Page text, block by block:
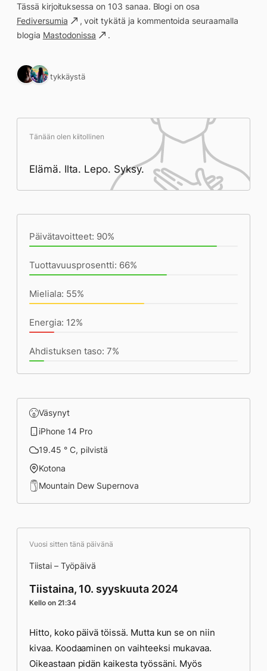
Tässä kirjoituksessa on 103 sanaa. Blogi on osa
Fediversumia
, voit tykätä ja kommentoida seuraamalla
blogia Mastodonissa .
2 tykkäystä
Tänään olen kiitollinen
Elämä. Ilta. Lepo. Syksy.
Päivätavoitteet: 90%
Tuottavuusprosentti: 66%
Mieliala: 55%
Energia: 12%
Ahdistuksen taso: 7%
Väsynyt
iPhone 14 Pro
19.45 ° C, pilvistä
Kotona
Mountain Dew Supernova
Vuosi sitten tänä päivänä
Tiistai – Työpäivä
Tiistaina, 10. syyskuuta 2024
Kello on 21:34
Hitto, koko päivä töissä. Mutta kun se on niin
kivaa. Koodaaminen on vaihteeksi mukavaa.
Oikeastaan pidän kaikesta työssäni. Myös